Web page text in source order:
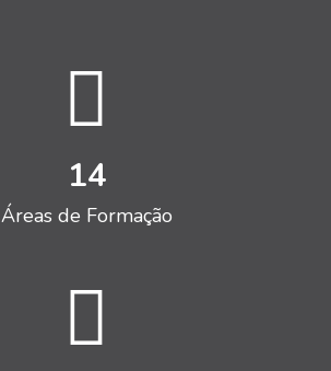
14
Áreas de Formação